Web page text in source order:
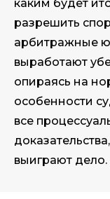
каким будет
разрешить
арбитражные
выработают
опираясь на
особенности
все
выиграют дело.